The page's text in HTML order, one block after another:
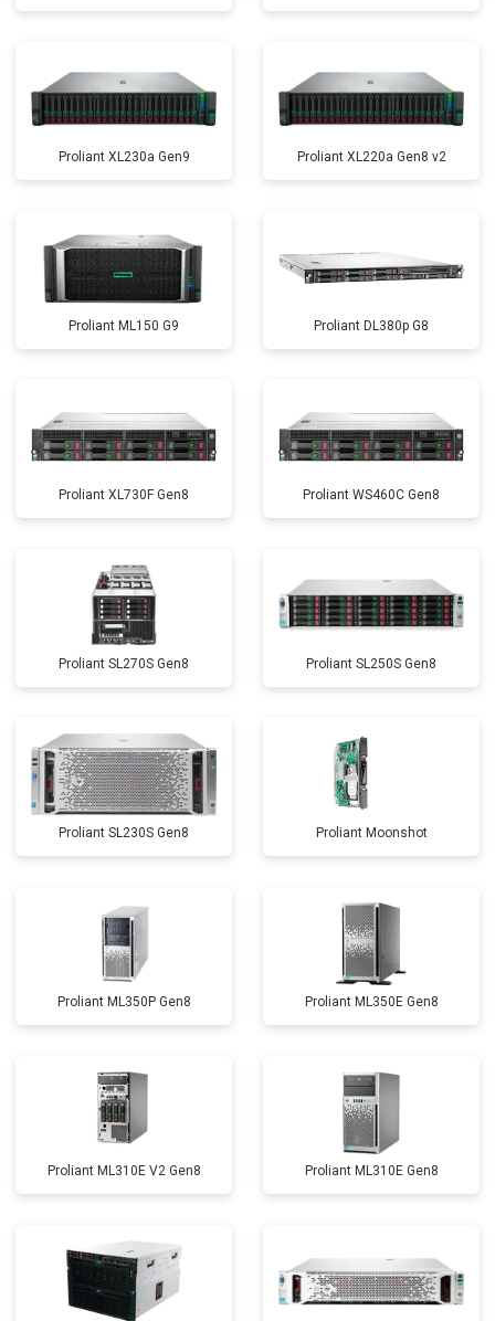
Proliant XL230a Gen9 Proliant XL220a Gen8 v2
Proliant ML150 G9 Proliant DL380p G8
Proliant XL730F Gen8 Proliant WS460C Gen8
Proliant SL270S Gen8 Proliant SL250S Gen8
Proliant SL230S Gen8 Proliant Moonshot
Proliant ML350P Gen8 Proliant ML350E Gen8
Proliant ML310E V2 Gen8 Proliant ML310E Gen8